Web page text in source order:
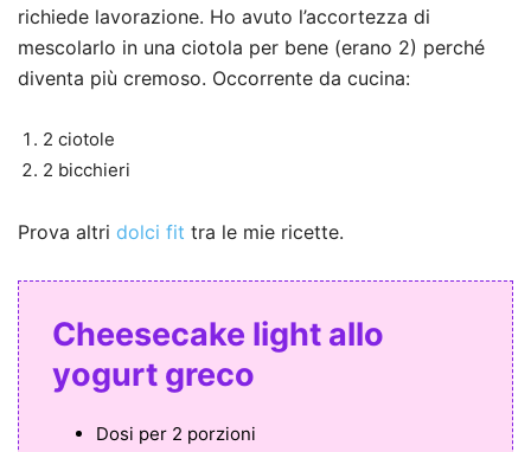
richiede lavorazione. Ho avuto l’accortezza di
mescolarlo in una ciotola per bene (erano 2) perché
diventa più cremoso. Occorrente da cucina:
2 ciotole
2 bicchieri
Prova altri dolci fit tra le mie ricette.
Cheesecake light allo
yogurt greco
Dosi per 2 porzioni